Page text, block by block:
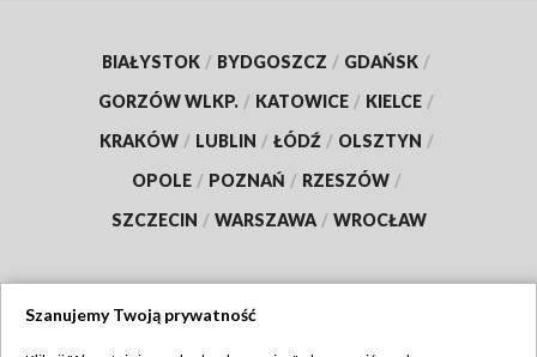
BIAŁYSTOK / BYDGOSZCZ / GDAŃSK /
GORZÓW WLKP. / KATOWICE / KIELCE /
KRAKÓW / LUBLIN / ŁÓDŹ / OLSZTYN /
OPOLE / POZNAŃ / RZESZÓW /
SZCZECIN / WARSZAWA / WROCŁAW
Szanujemy Twoją prywatność